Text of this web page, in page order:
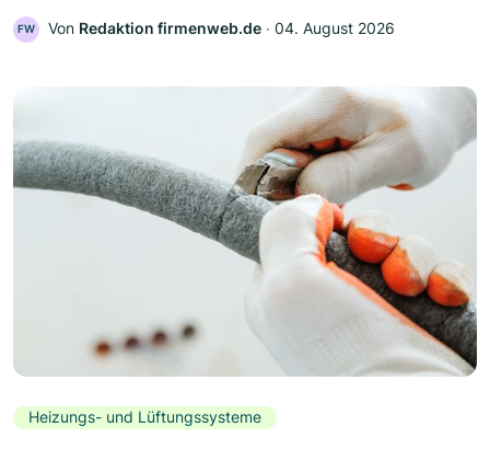
FW Von Redaktion firmenweb.de ‧ 04. August 2026
Heizungs- und Lüftungssysteme